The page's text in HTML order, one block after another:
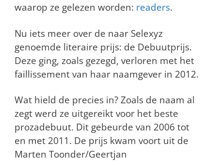
waarop ze gelezen worden: readers.
Nu iets meer over de naar Selexyz
genoemde literaire prijs: de Debuutprijs.
Deze ging, zoals gezegd, verloren met het
faillissement van haar naamgever in 2012.
Wat hield de precies in? Zoals de naam al
zegt werd ze uitgereikt voor het beste
prozadebuut. Dit gebeurde van 2006 tot
en met 2011. De prijs kwam voort uit de
Marten Toonder/Geertjan